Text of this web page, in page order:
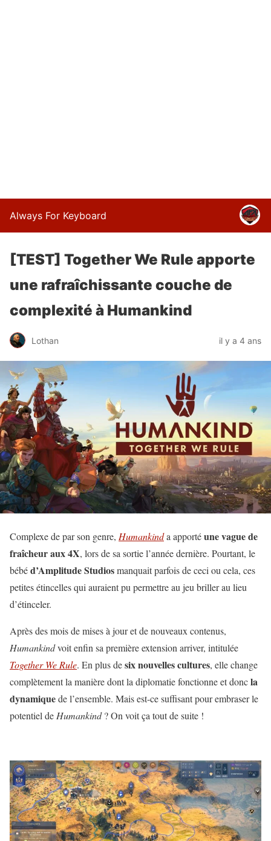
Always For Keyboard
[TEST] Together We Rule apporte
une rafraîchissante couche de
complexité à Humankind
Lothan il y a 4 ans
Complexe de par son genre, Humankinda apportéune vague de
fraîcheur aux 4X, lors de sa sortie l’année dernière. Pourtant, le
bébéd’Amplitude Studiosmanquait parfois de ceci ou cela, ces
petites étincelles qui auraient pu permettre au jeu briller au lieu
d’étinceler.
Après des mois de mises à jour et de nouveaux contenus,
Humankindvoit enfin sa première extension arriver, intitulée
Together We Rule. En plus desix nouvelles cultures, elle change
complètement la manière dont la diplomatie fonctionne et doncla
dynamiquede l’ensemble. Mais est-ce suffisant pour embraser le
potentiel de Humankind? On voit ça tout de suite !